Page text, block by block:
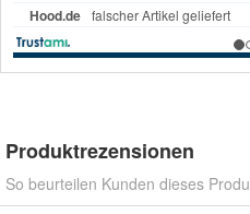
Produktrezensionen
So beurteilen Kunden dieses